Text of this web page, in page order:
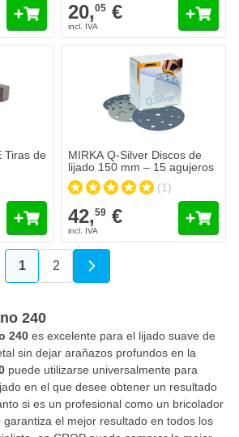
20,05 €
Tiras de
MIRKA Q-Silver Discos de
Se envía hoy
Cantidad
Añadir al
MIRKA Q-Silver Discos de
lijado 150 mm – 15 agujeros
(1)
42,59 €
Actualmente estás leyendo página
1 Página
2
240
240 es excelente para el lijado suave de
sin dejar arañazos profundos en la
puede utilizarse universalmente para
en el que desee obtener un resultado
si es un profesional como un bricolador
garantiza el mejor resultado en todos los